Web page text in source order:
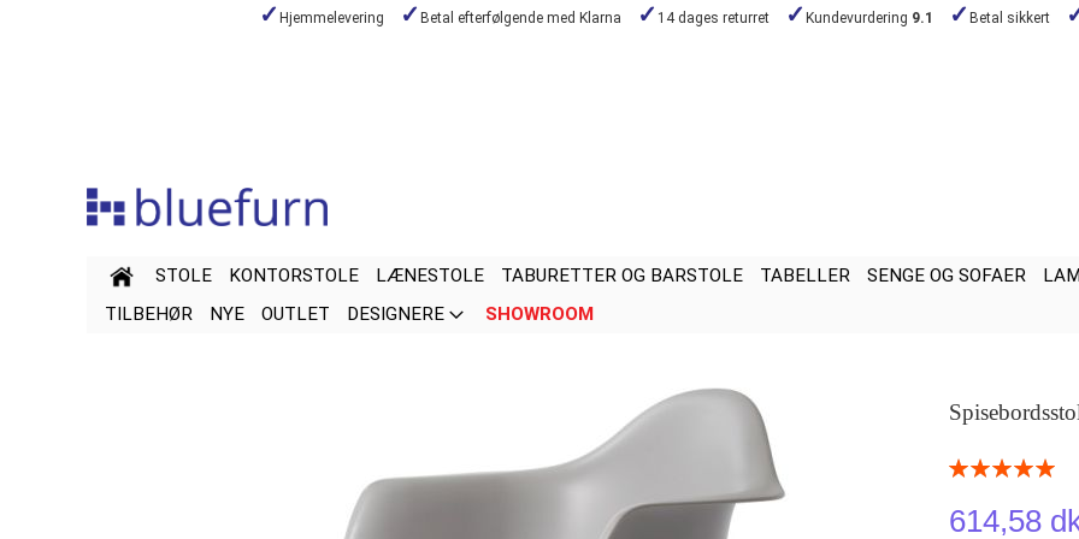
Hjemmelevering Betal efterfølgende med Klarna 14 dages returret Kundevurdering 9.1 Betal sikkert
STOLE KONTORSTOLE LÆNESTOLE TABURETTER OG BARSTOLE TABELLER SENGE OG SOFAER
TILBEHØR
NYE OUTLET DESIGNERE SHOWROOM
Rating:
614,58